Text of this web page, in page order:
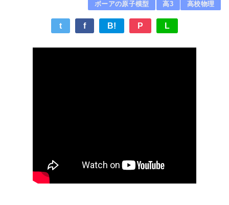
ボーアの原子模型
高3 高校物理
t f B! P L